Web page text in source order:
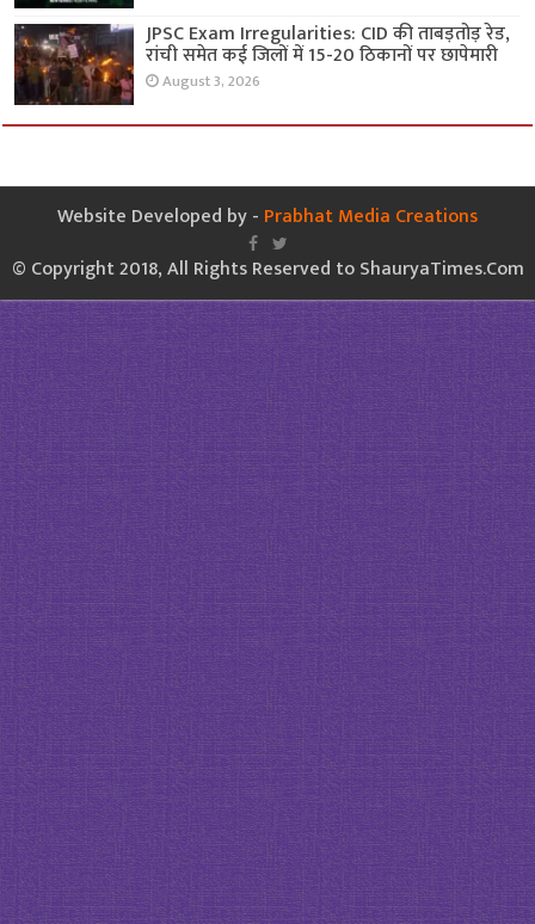
JPSC Exam Irregularities: CID की ताबड़तोड़ रेड,
रांची समेत कई जिलों में 15-20 ठिकानों पर छापेमारी
August 3, 2026
Website Developed by - Prabhat Media Creations
© Copyright 2018, All Rights Reserved to ShauryaTimes.Com